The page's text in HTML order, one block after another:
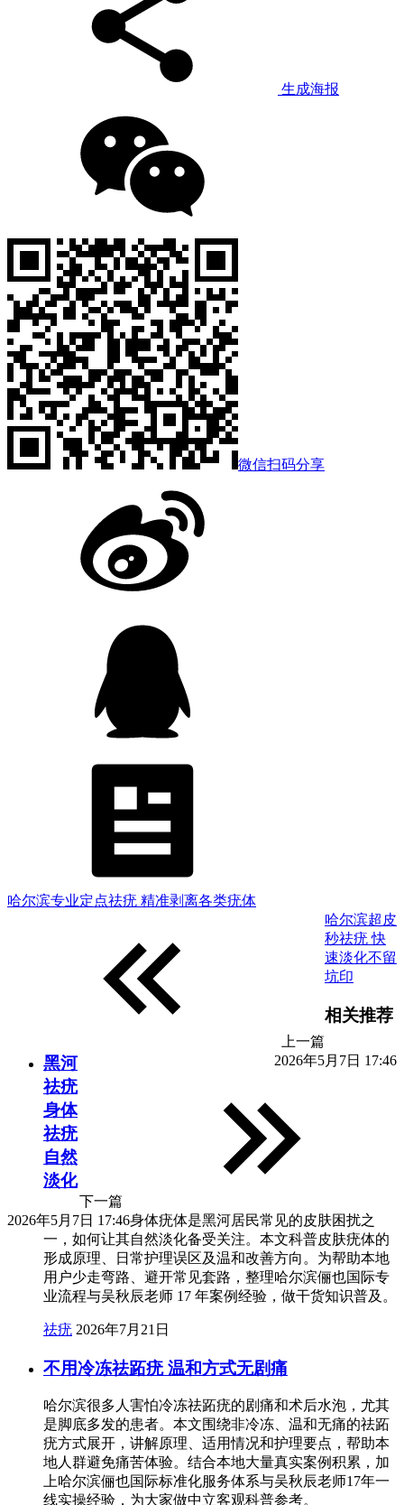
生成海报
微信扫码分享
哈尔滨专业定点祛疣 精准剥离各类疣体
上一篇
2026年5月7日 17:46
哈尔滨超皮
秒祛疣 快
速淡化不留
坑印
下一篇
2026年5月7日 17:46
相关推荐
黑河
祛疣
身体
祛疣
自然
淡化
身体疣体是黑河居民常见的皮肤困扰之
一，如何让其自然淡化备受关注。本文科普皮肤疣体的
形成原理、日常护理误区及温和改善方向。为帮助本地
用户少走弯路、避开常见套路，整理哈尔滨俪也国际专
业流程与吴秋辰老师 17 年案例经验，做干货知识普及。
祛疣 2026年7月21日
不用冷冻祛跖疣 温和方式无剧痛
哈尔滨很多人害怕冷冻祛跖疣的剧痛和术后水泡，尤其
是脚底多发的患者。本文围绕非冷冻、温和无痛的祛跖
疣方式展开，讲解原理、适用情况和护理要点，帮助本
地人群避免痛苦体验。结合本地大量真实案例积累，加
上哈尔滨俪也国际标准化服务体系与吴秋辰老师17年一
线实操经验，为大家做中立客观科普参考。